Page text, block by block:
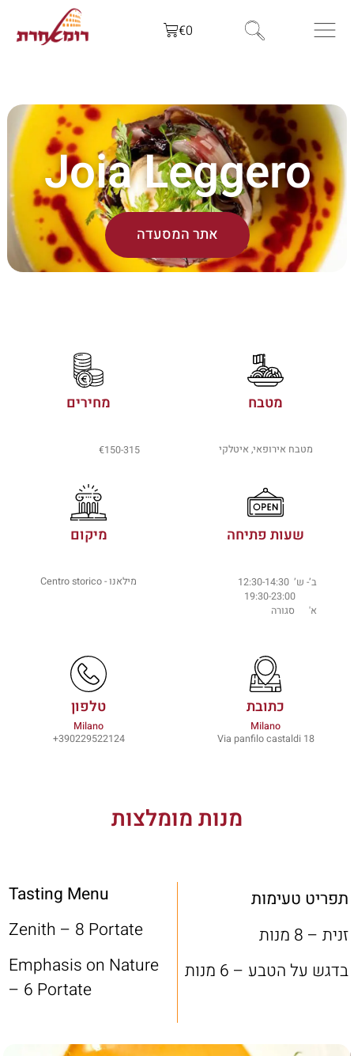
€0
Joia Leggero
אתר המסעדה
מטבח מחירים
מטבח אירופאי, איטלקי €150-315
שעות פתיחה מיקום
ב’- ש’ 12:30-14:30
א' סגורה
מילאנו - Centro storico
כתובת
Milano
Via panfilo castaldi 18
טלפון
Milano
390229522124+
מנות מומלצות
תפריט טעימות
זנית – 8 מנות
בדגש על הטבע – 6 מנות
Tasting Menu
Zenith – 8 Portate
Emphasis on Nature
– 6 Portate